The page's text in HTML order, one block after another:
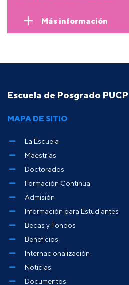
Más información
Escuela de Posgrado PUCP
MAPA DE SITIO
La Escuela
Maestrías
Doctorados
Formación Continua
Admisión
Información para Estudiantes
Becas y Fondos
Beneficios
Internacionalización
Noticias
Documentos